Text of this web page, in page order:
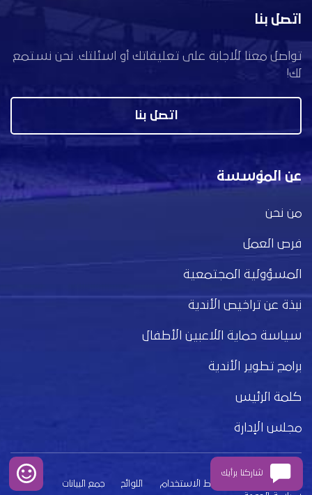
اتصل بنا
تواصل معنا للاجابة على تعليقاتك أو اسئلتك. نحن نستمع
لك!
اتصل بنا
عن المؤسسة
من نحن
فرص العمل
المسؤولية المجتمعية
نبذة عن تراخيص الأندية
سياسة حماية اللاعبين الأطفال
برامج تطوير الأندية
كلمة الرئيس
مجلس الإدارة
بيان الخصوصية شروط الاستخدام اللوائح
جمع البيانات
شاركنا برأيك